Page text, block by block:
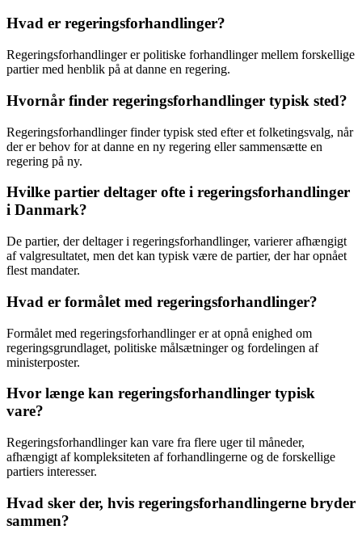
Hvad er regeringsforhandlinger?
Regeringsforhandlinger er politiske forhandlinger mellem forskellige
partier med henblik på at danne en regering.
Hvornår finder regeringsforhandlinger typisk sted?
Regeringsforhandlinger finder typisk sted efter et folketingsvalg, når
der er behov for at danne en ny regering eller sammensætte en
regering på ny.
Hvilke partier deltager ofte i regeringsforhandlinger
i Danmark?
De partier, der deltager i regeringsforhandlinger, varierer afhængigt
af valgresultatet, men det kan typisk være de partier, der har opnået
flest mandater.
Hvad er formålet med regeringsforhandlinger?
Formålet med regeringsforhandlinger er at opnå enighed om
regeringsgrundlaget, politiske målsætninger og fordelingen af
ministerposter.
Hvor længe kan regeringsforhandlinger typisk
vare?
Regeringsforhandlinger kan vare fra flere uger til måneder,
afhængigt af kompleksiteten af forhandlingerne og de forskellige
partiers interesser.
Hvad sker der, hvis regeringsforhandlingerne bryder
sammen?